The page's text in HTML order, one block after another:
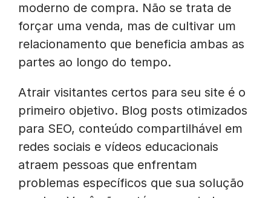
moderno de compra. Não se trata de
forçar uma venda, mas de cultivar um
relacionamento que beneficia ambas as
partes ao longo do tempo.
Atrair visitantes certos para seu site é o
primeiro objetivo. Blog posts otimizados
para SEO, conteúdo compartilhável em
redes sociais e vídeos educacionais
atraem pessoas que enfrentam
problemas específicos que sua solução